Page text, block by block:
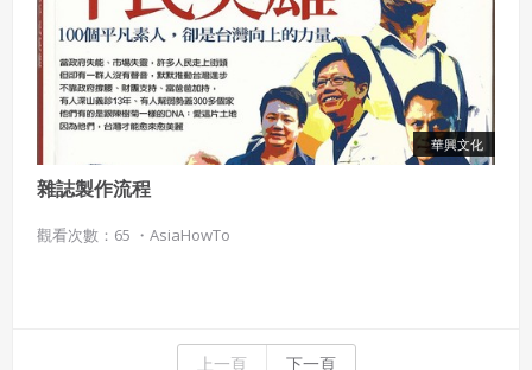
華興文化
雜誌製作流程
觀看次數：65 ・ AsiaHowTo
上一頁 下一頁